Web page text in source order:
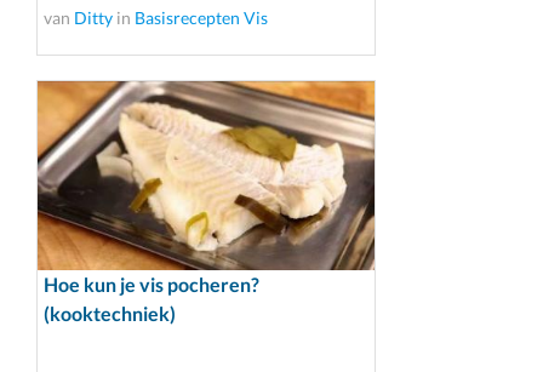
van Ditty in Basisrecepten Vis
Hoe kun je vis pocheren?
(kooktechniek)